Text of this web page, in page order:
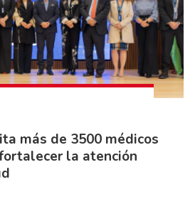
más de 3500 médicos
la atención